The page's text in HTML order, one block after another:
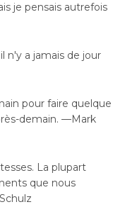
je pensais autrefois
n'y a jamais de jour
pour faire quelque
demain. —Mark
La plupart
que nous